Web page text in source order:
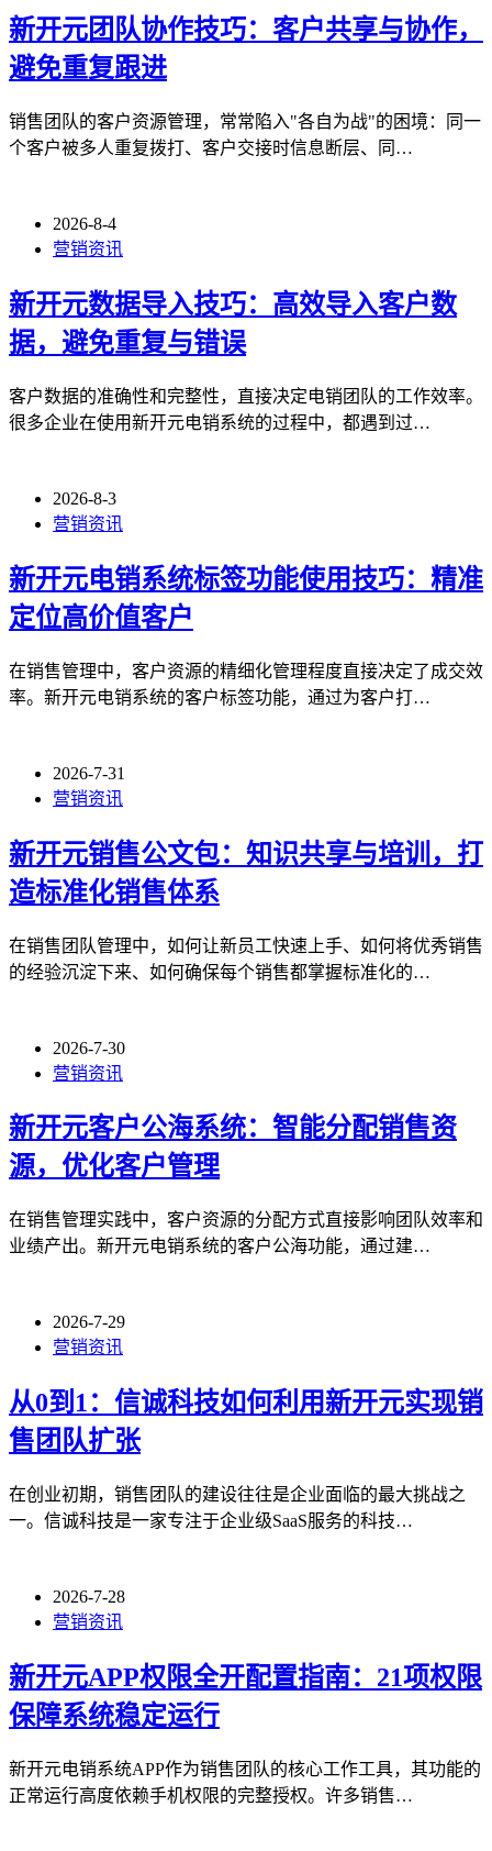
新开元团队协作技巧：客户共享与协作，
避免重复跟进
销售团队的客户资源管理，常常陷入"各自为战"的困境：同一
个客户被多人重复拨打、客户交接时信息断层、同…
2026-8-4
营销资讯
新开元数据导入技巧：高效导入客户数
据，避免重复与错误
客户数据的准确性和完整性，直接决定电销团队的工作效率。
很多企业在使用新开元电销系统的过程中，都遇到过…
2026-8-3
营销资讯
新开元电销系统标签功能使用技巧：精准
定位高价值客户
在销售管理中，客户资源的精细化管理程度直接决定了成交效
率。新开元电销系统的客户标签功能，通过为客户打…
2026-7-31
营销资讯
新开元销售公文包：知识共享与培训，打
造标准化销售体系
在销售团队管理中，如何让新员工快速上手、如何将优秀销售
的经验沉淀下来、如何确保每个销售都掌握标准化的…
2026-7-30
营销资讯
新开元客户公海系统：智能分配销售资
源，优化客户管理
在销售管理实践中，客户资源的分配方式直接影响团队效率和
业绩产出。新开元电销系统的客户公海功能，通过建…
2026-7-29
营销资讯
从0到1：信诚科技如何利用新开元实现销
售团队扩张
在创业初期，销售团队的建设往往是企业面临的最大挑战之
一。信诚科技是一家专注于企业级SaaS服务的科技…
2026-7-28
营销资讯
新开元APP权限全开配置指南：21项权限
保障系统稳定运行
新开元电销系统APP作为销售团队的核心工作工具，其功能的
正常运行高度依赖手机权限的完整授权。许多销售…